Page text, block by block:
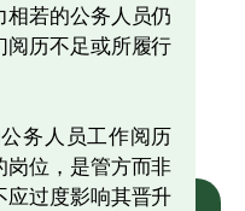
相若的公务人员仍
阅历不足或所履行
务人员工作阅历
岗位，是管方而非
应过度影响其晋升